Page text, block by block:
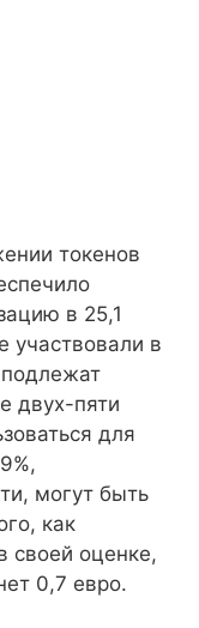
токенов
в 25,1
участвовали в
двух-пяти
для
могут быть
как
своей оценке,
0,7 евро.